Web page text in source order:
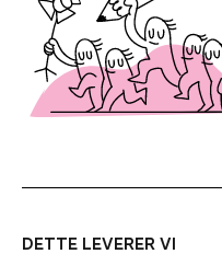
DETTE LEVERER VI